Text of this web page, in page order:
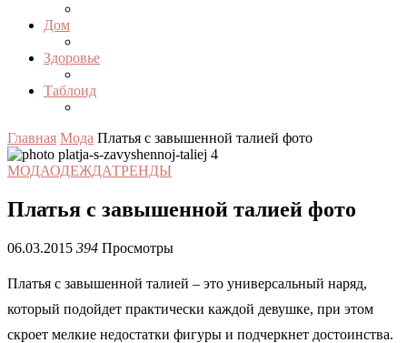
Дом
Здоровье
Таблоид
Главная Мода Платья с завышенной талией фото
МОДАОДЕЖДАТРЕНДЫ
Платья с завышенной талией фото
06.03.2015 394 Просмотры
Платья с завышенной талией – это универсальный наряд,
который подойдет практически каждой девушке, при этом
скроет мелкие недостатки фигуры и подчеркнет достоинства.